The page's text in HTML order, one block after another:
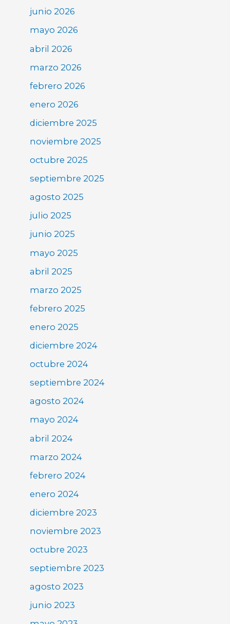
junio 2026
mayo 2026
abril 2026
marzo 2026
febrero 2026
enero 2026
diciembre 2025
noviembre 2025
octubre 2025
septiembre 2025
agosto 2025
julio 2025
junio 2025
mayo 2025
abril 2025
marzo 2025
febrero 2025
enero 2025
diciembre 2024
octubre 2024
septiembre 2024
agosto 2024
mayo 2024
abril 2024
marzo 2024
febrero 2024
enero 2024
diciembre 2023
noviembre 2023
octubre 2023
septiembre 2023
agosto 2023
junio 2023